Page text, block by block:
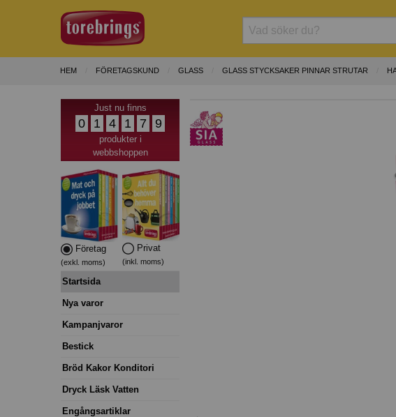
HEM FÖRETAGSKUND GLASS GLASS STYCKSAKER PINNAR STRUTAR
Just nu finns
0 1 4 1 7 9
produkter i
webbshoppen
Företag
(exkl. moms)
Privat
(inkl. moms)
Startsida
Nya varor
Kampanjvaror
Bestick
Bröd Kakor Konditori
Dryck Läsk Vatten
Engångsartiklar